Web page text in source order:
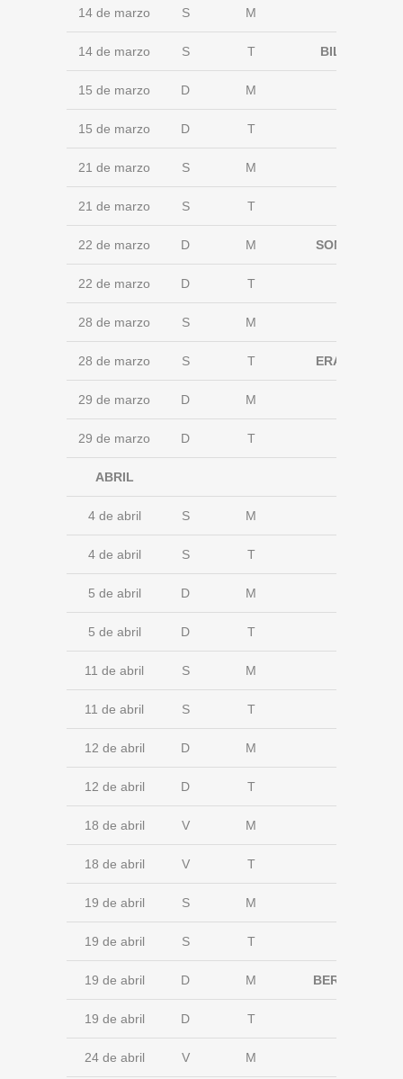
14 de marzo S M
14 de marzo S T BILBAO
15 de marzo D M
15 de marzo D T
21 de marzo S M
21 de marzo S T
22 de marzo D M SONDIKA
22 de marzo D T
28 de marzo S M
28 de marzo S T ERANDIO
29 de marzo D M
29 de marzo D T
ABRIL
4 de abril S M
4 de abril S T
5 de abril D M
5 de abril D T
11 de abril S M
11 de abril S T
12 de abril D M
12 de abril D T
18 de abril V M
18 de abril V T
19 de abril S M
19 de abril S T
19 de abril D M BERANGO
19 de abril D T
24 de abril V M